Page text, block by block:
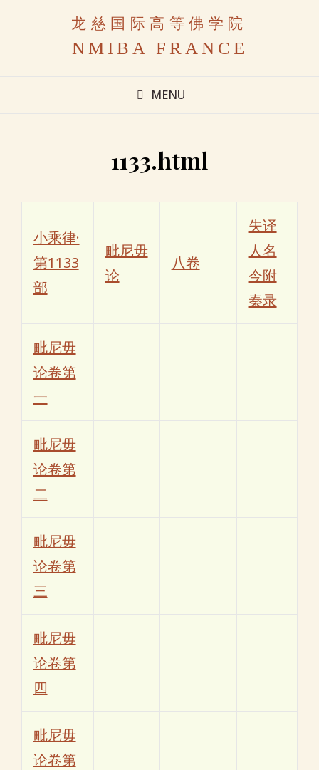
龙慈国际高等佛学院
NMIBA FRANCE
MENU
1133.html
小乘律·
第1133
部
毗尼毋
论
八卷
失译
人名
今附
秦录
毗尼毋
论卷第
一
毗尼毋
论卷第
二
毗尼毋
论卷第
三
毗尼毋
论卷第
四
毗尼毋
论卷第